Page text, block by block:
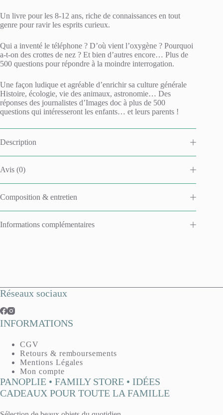
tes
questions
n
a
t
v
e
:
Un livre pour les 8-12 ans, riche de connaissances en tout
genre pour ravir les esprits curieux.
Qui a inventé le téléphone ? D’où vient l’oxygène ? Pourquoi
a-t-on des crottes de nez ? Et bien d’autres encore… Plus de
500 questions pour répondre à la moindre interrogation.
Une façon ludique et agréable d’enrichir sa culture générale
Histoire, écologie, vie des animaux, astronomie… Des
réponses des journalistes d’Images doc à plus de 500
questions qui intéresseront les enfants… et leurs parents !
Description
Avis (0)
Composition & entretien
Informations complémentaires
Réseaux sociaux
INFORMATIONS
CGV
Retours & remboursements
Mentions Légales
Mon compte
PANOPLIE • FAMILY STORE • IDÉES
CADEAUX POUR TOUTE LA FAMILLE